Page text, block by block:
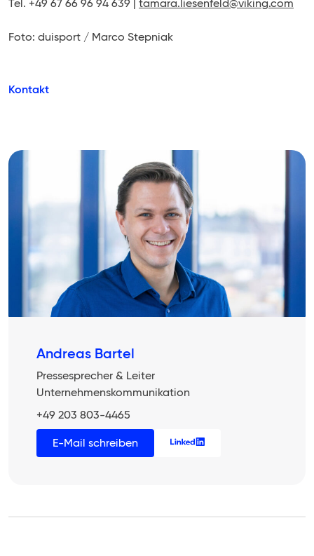
Tel. +49 67 66 96 94 639 | tamara.liesenfeld@viking.com
Foto: duisport / Marco Stepniak
Kontakt
Andreas Bartel
Pressesprecher & Leiter
Unternehmenskommunikation
+49 203 803-4465
E-Mail schreiben